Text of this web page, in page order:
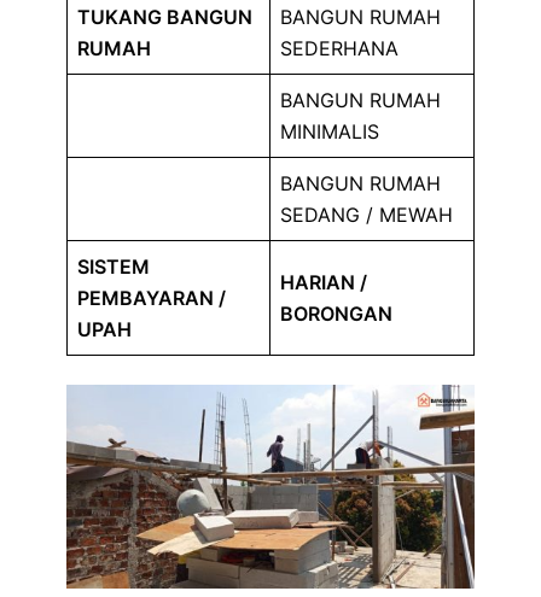
TUKANG BANGUN
RUMAH
BANGUN RUMAH
SEDERHANA
BANGUN RUMAH
MINIMALIS
BANGUN RUMAH
SEDANG / MEWAH
SISTEM
PEMBAYARAN /
UPAH
HARIAN /
BORONGAN